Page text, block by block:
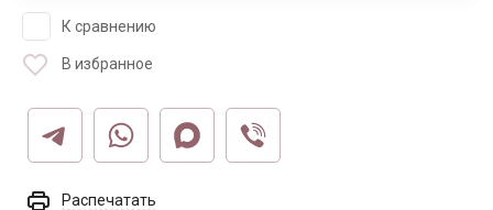
К сравнению
В избранное
Распечатать